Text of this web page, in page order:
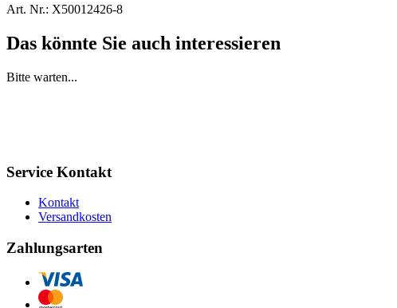
Art. Nr.: X50012426-8
Das könnte Sie auch interessieren
Bitte warten...
Service Kontakt
Kontakt
Versandkosten
Zahlungsarten